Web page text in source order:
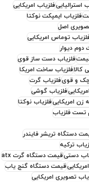
استرالیاییفلزیاب امریکایی
فلزیاب ایمپکت نوکتا
اصل
توماس امریکایی
دیوار
فلزیاب دست ساز قوی
کالافلزیاب ساخت امریکا
و قویفلزیاب گرت
فلزیاب گوشی
زن امریکاییفلزیاب نوکتا
تست فلزیاب
دستگاه تریشر فایندر
ترکیه
دستیقیمت دستگاه گرت atx
قیمت دستگاه گنج یاب
تصویری امریکایی